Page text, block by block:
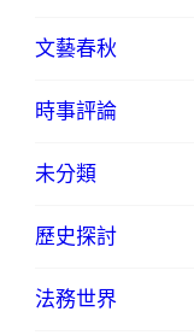
文藝春秋
時事評論
未分類
歷史探討
法務世界